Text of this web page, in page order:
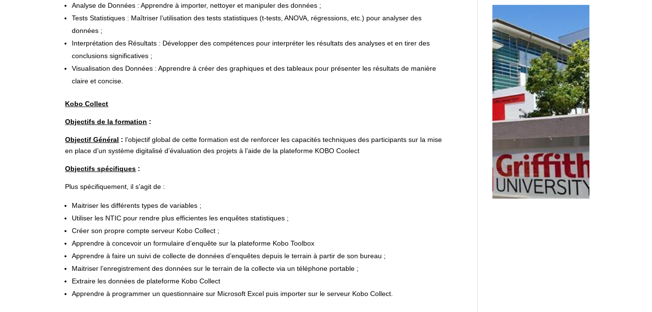
Analyse de Données : Apprendre à importer, nettoyer et manipuler des données ;
Tests Statistiques : Maîtriser l’utilisation des tests statistiques (t-tests, ANOVA, régressions, etc.) pour analyser des
données ;
Interprétation des Résultats : Développer des compétences pour interpréter les résultats des analyses et en tirer des
conclusions significatives ;
Visualisation des Données : Apprendre à créer des graphiques et des tableaux pour présenter les résultats de manière
claire et concise.
Kobo Collect
Objectifs de la formation :
Objectif Général : l’objectif global de cette formation est de renforcer les capacités techniques des participants sur la mise
en place d’un système digitalisé d’évaluation des projets à l’aide de la plateforme KOBO Coolect
Objectifs spécifiques :
Plus spécifiquement, il s’agit de :
Maitriser les différents types de variables ;
Utiliser les NTIC pour rendre plus efficientes les enquêtes statistiques ;
Créer son propre compte serveur Kobo Collect ;
Apprendre à concevoir un formulaire d’enquête sur la plateforme Kobo Toolbox
Apprendre à faire un suivi de collecte de données d’enquêtes depuis le terrain à partir de son bureau ;
Maitriser l’enregistrement des données sur le terrain de la collecte via un téléphone portable ;
Extraire les données de plateforme Kobo Collect
Apprendre à programmer un questionnaire sur Microsoft Excel puis importer sur le serveur Kobo Collect.